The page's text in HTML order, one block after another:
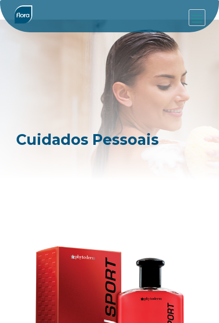
Cuidados Pessoais